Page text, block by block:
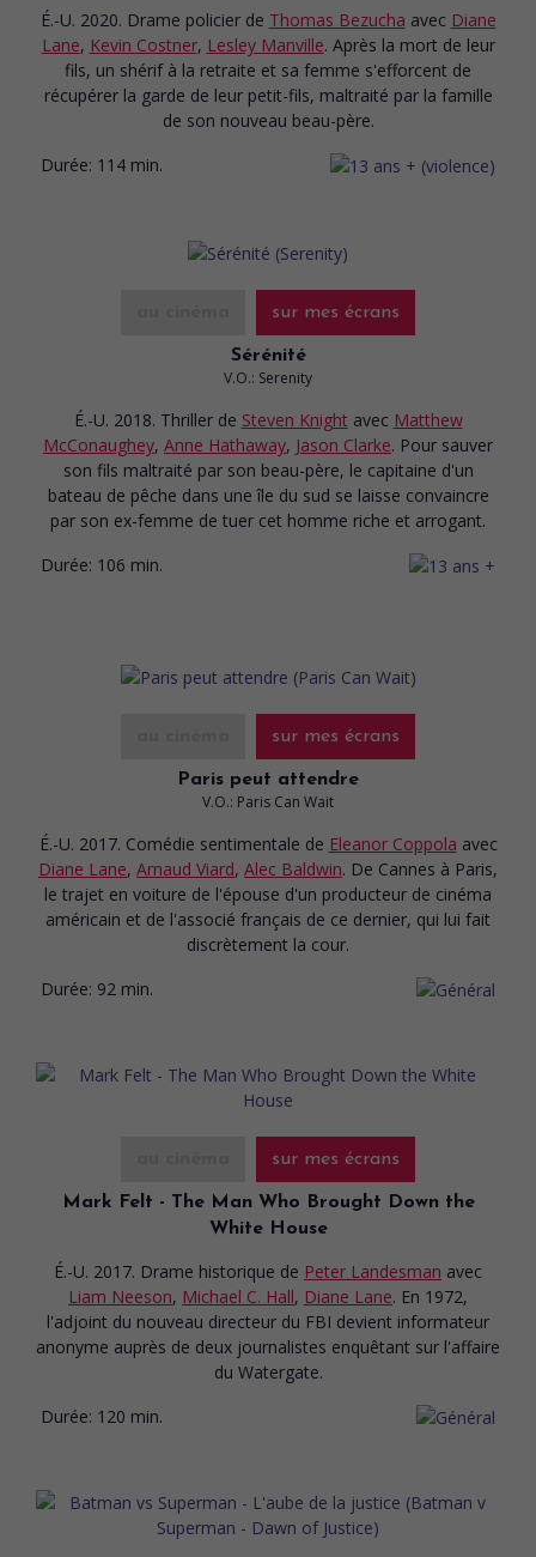
É.-U. 2020. Drame policier de Thomas Bezucha avec Diane
Lane, Kevin Costner, Lesley Manville. Après la mort de leur
fils, un shérif à la retraite et sa femme s'efforcent de
récupérer la garde de leur petit-fils, maltraité par la famille
de son nouveau beau-père.
Durée: 114 min.
sur mes écrans
Sérénité
V.O.: Serenity
É.-U. 2018. Thriller de Steven Knight avec Matthew
McConaughey, Anne Hathaway, Jason Clarke. Pour sauver
son fils maltraité par son beau-père, le capitaine d'un
bateau de pêche dans une île du sud se laisse convaincre
par son ex-femme de tuer cet homme riche et arrogant.
Durée: 106 min.
sur mes écrans
Paris peut attendre
V.O.: Paris Can Wait
É.-U. 2017. Comédie sentimentale de Eleanor Coppola avec
Diane Lane, Arnaud Viard, Alec Baldwin. De Cannes à Paris,
le trajet en voiture de l'épouse d'un producteur de cinéma
américain et de l'associé français de ce dernier, qui lui fait
discrètement la cour.
Durée: 92 min.
sur mes écrans
Mark Felt - The Man Who Brought Down the
White House
É.-U. 2017. Drame historique de Peter Landesman avec
Liam Neeson, Michael C. Hall, Diane Lane. En 1972,
l'adjoint du nouveau directeur du FBI devient informateur
anonyme auprès de deux journalistes enquêtant sur l'affaire
du Watergate.
Durée: 120 min.